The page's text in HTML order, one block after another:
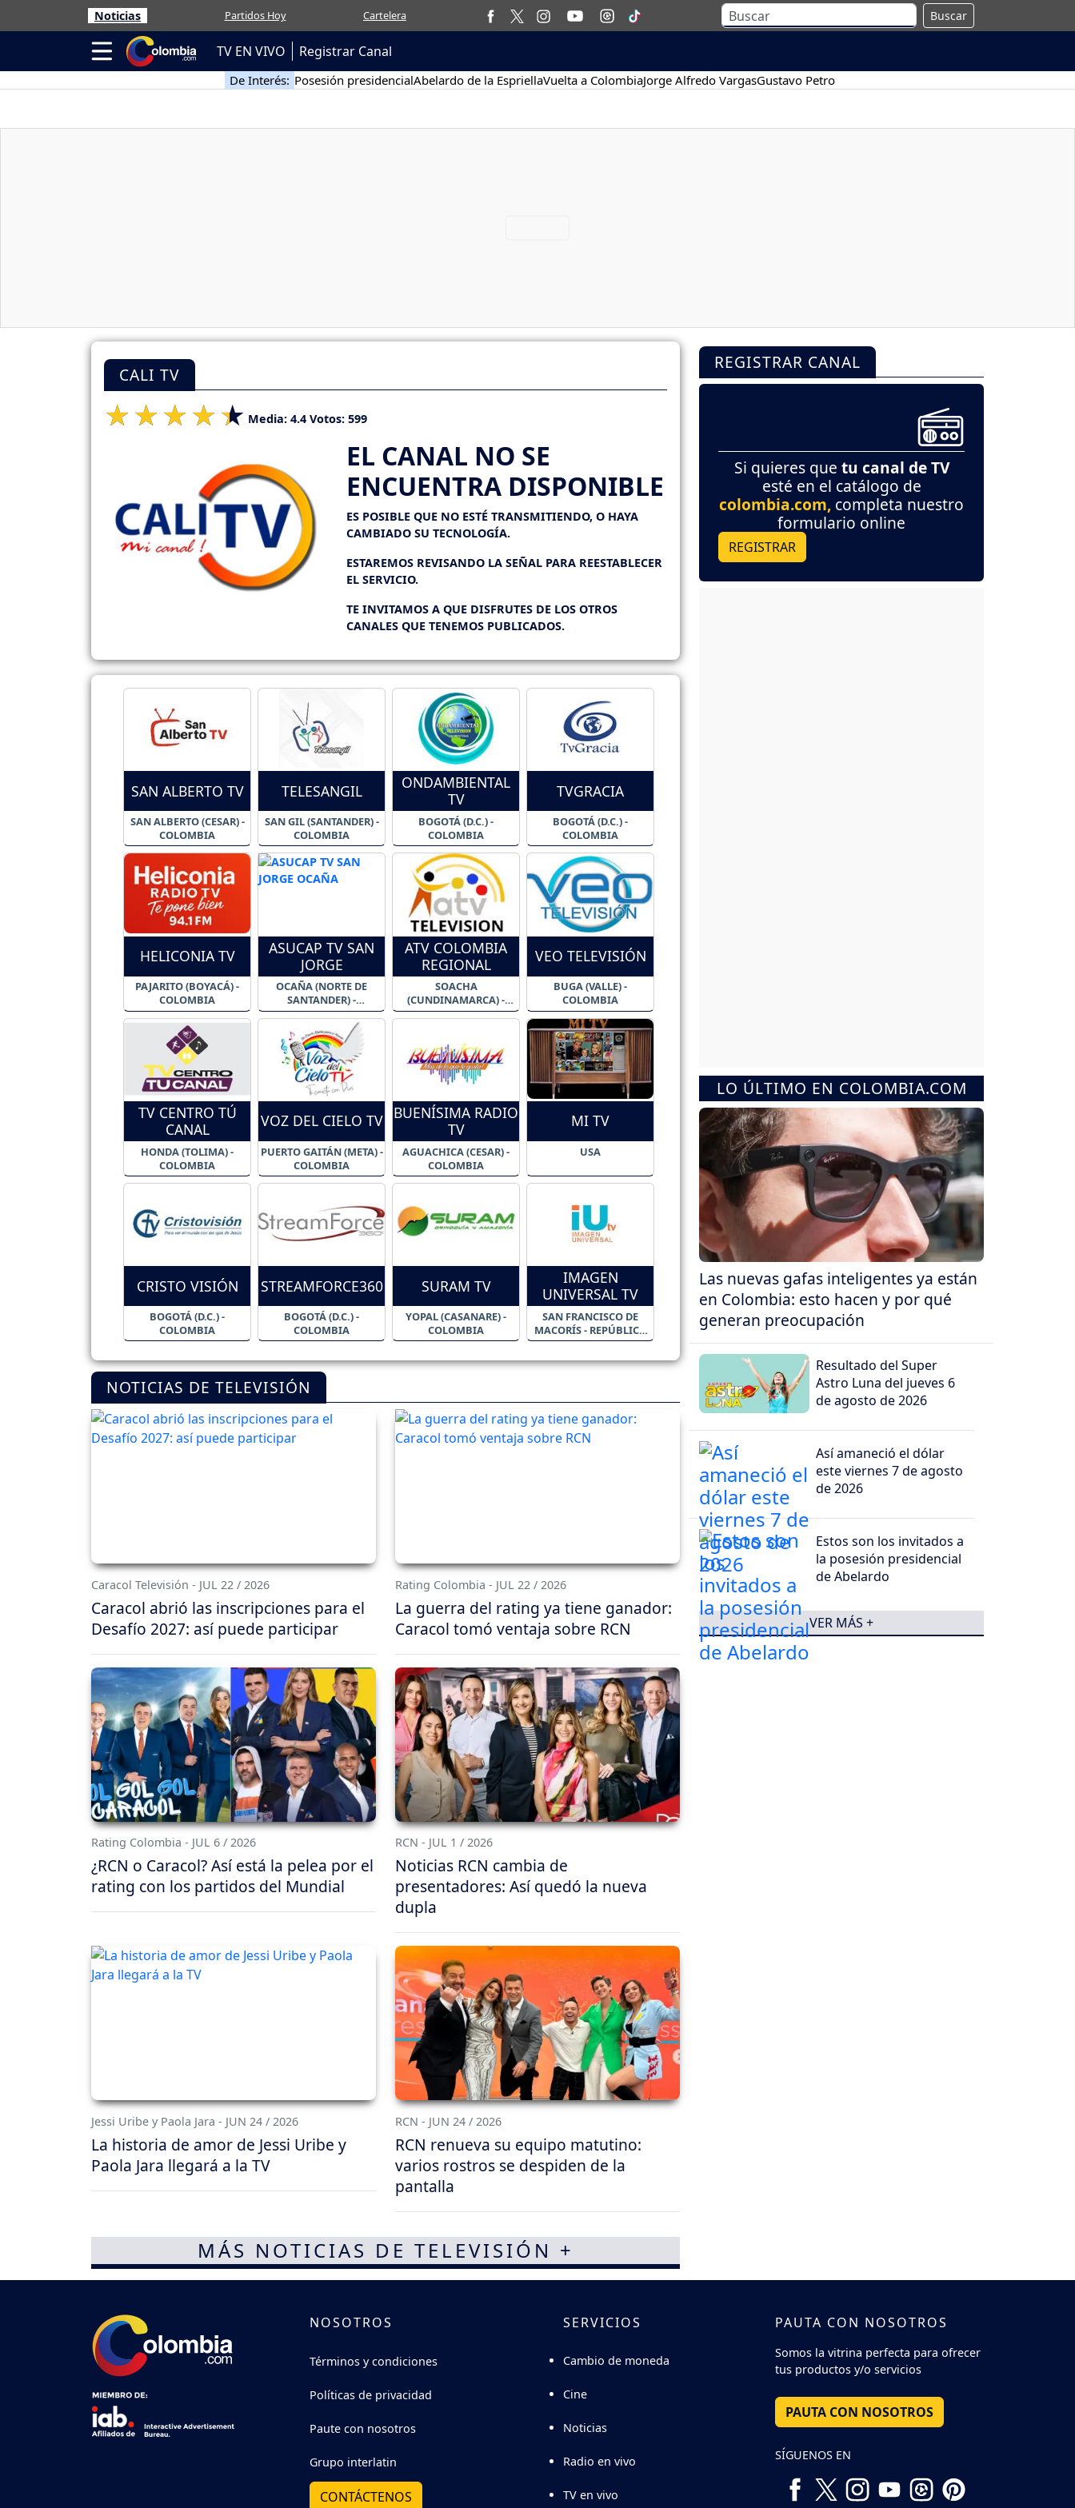
Noticias Partidos Hoy Cartelera Buscar
TV EN VIVO Registrar Canal
De Interés: Posesión presidencialAbelardo de la EspriellaVuelta a ColombiaJorge Alfredo VargasGustavo Petro
CALI TV
Media: 4.4 Votos: 599
EL CANAL NO SE
ENCUENTRA DISPONIBLE
ES POSIBLE QUE NO ESTÉ TRANSMITIENDO, O HAYA
CAMBIADO SU TECNOLOGÍA.
ESTAREMOS REVISANDO LA SEÑAL PARA REESTABLECER
EL SERVICIO.
TE INVITAMOS A QUE DISFRUTES DE LOS OTROS
CANALES QUE TENEMOS PUBLICADOS.
SAN ALBERTO TV
SAN ALBERTO (CESAR) -
COLOMBIA
TELESANGIL
SAN GIL (SANTANDER) -
COLOMBIA
ONDAMBIENTAL
TV
BOGOTÁ (D.C.) -
COLOMBIA
TVGRACIA
BOGOTÁ (D.C.) -
COLOMBIA
HELICONIA TV
PAJARITO (BOYACÁ) -
COLOMBIA
ASUCAP TV SAN
JORGE
OCAÑA (NORTE DE
SANTANDER) -
COLOMBIA
ATV COLOMBIA
REGIONAL
SOACHA
(CUNDINAMARCA) -
COLOMBIA
VEO TELEVISIÓN
BUGA (VALLE) -
COLOMBIA
TV CENTRO TÚ
CANAL
HONDA (TOLIMA) -
COLOMBIA
VOZ DEL CIELO TV
PUERTO GAITÁN (META) -
COLOMBIA
BUENÍSIMA RADIO
TV
AGUACHICA (CESAR) -
COLOMBIA
MI TV
USA
CRISTO VISIÓN
BOGOTÁ (D.C.) -
COLOMBIA
STREAMFORCE360
BOGOTÁ (D.C.) -
COLOMBIA
SURAM TV
YOPAL (CASANARE) -
COLOMBIA
IMAGEN
UNIVERSAL TV
SAN FRANCISCO DE
MACORÍS - REPÚBLICA
DOMINICANA
NOTICIAS DE TELEVISIÓN
Caracol Televisión - JUL 22 / 2026
Caracol abrió las inscripciones para el
Desafío 2027: así puede participar
Rating Colombia - JUL 22 / 2026
La guerra del rating ya tiene ganador:
Caracol tomó ventaja sobre RCN
Rating Colombia - JUL 6 / 2026
¿RCN o Caracol? Así está la pelea por el
rating con los partidos del Mundial
RCN - JUL 1 / 2026
Noticias RCN cambia de
presentadores: Así quedó la nueva
dupla
Jessi Uribe y Paola Jara - JUN 24 / 2026
La historia de amor de Jessi Uribe y
Paola Jara llegará a la TV
RCN - JUN 24 / 2026
RCN renueva su equipo matutino:
varios rostros se despiden de la
pantalla
MÁS NOTICIAS DE TELEVISIÓN +
REGISTRAR CANAL
Si quieres que tu canal de TV
esté en el catálogo de
colombia.com, completa nuestro
formulario online
REGISTRAR
LO ÚLTIMO EN COLOMBIA.COM
Las nuevas gafas inteligentes ya están
en Colombia: esto hacen y por qué
generan preocupación
Resultado del Super
Astro Luna del jueves 6
de agosto de 2026
Así amaneció el dólar
este viernes 7 de agosto
de 2026
Estos son los invitados a
la posesión presidencial
de Abelardo
VER MÁS +
NOSOTROS
Términos y condiciones
Políticas de privacidad
Paute con nosotros
Grupo interlatin
CONTÁCTENOS
SERVICIOS
Cambio de moneda
Cine
Noticias
Radio en vivo
TV en vivo
PAUTA CON NOSOTROS
Somos la vitrina perfecta para ofrecer
tus productos y/o servicios
PAUTA CON NOSOTROS
SÍGUENOS EN